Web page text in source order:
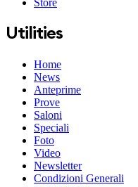
Store
Utilities
Home
News
Anteprime
Prove
Saloni
Speciali
Foto
Video
Newsletter
Condizioni Generali